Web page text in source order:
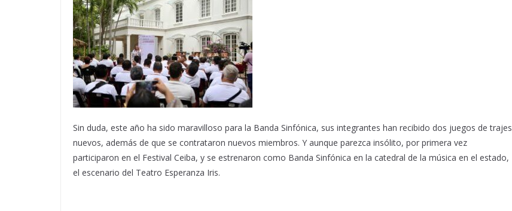
Sin duda, este año ha sido maravilloso para la Banda Sinfónica, sus integrantes han recibido dos juegos de trajes
nuevos, además de que se contrataron nuevos miembros. Y aunque parezca insólito, por primera vez
participaron en el Festival Ceiba, y se estrenaron como Banda Sinfónica en la catedral de la música en el estado,
el escenario del Teatro Esperanza Iris.